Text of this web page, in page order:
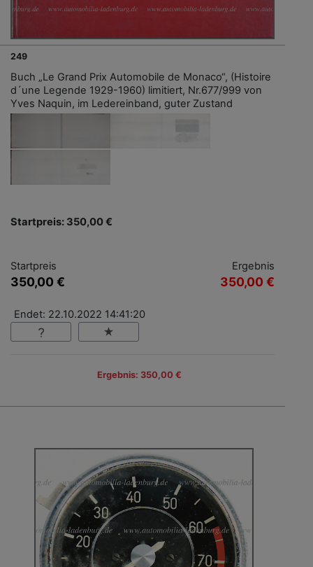
249
Buch „Le Grand Prix Automobile de Monaco“, (Histoire
d´une Legende 1929-1960) limitiert, Nr.677/999 von
Yves Naquin, im Ledereinband, guter Zustand
Startpreis: 350,00 €
Startpreis
350,00 €
Ergebnis
350,00 €
Endet: 22.10.2022 14:41:20
Ergebnis: 350,00 €